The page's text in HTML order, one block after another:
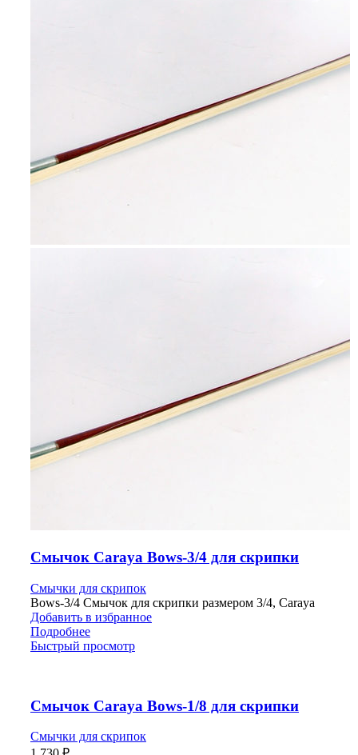
Смычок Carayа Bows-3/4 для скрипки
Смычки для скрипок
Bows-3/4 Смычок для скрипки размером 3/4, Carayа
Добавить в избранное
Подробнее
Быстрый просмотр
Смычок Carayа Bows-1/8 для скрипки
Смычки для скрипок